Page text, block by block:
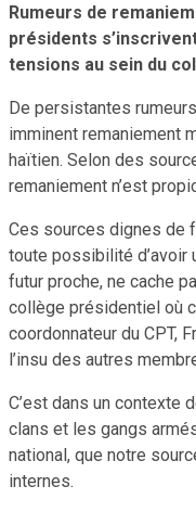
Rumeurs de
présidents
tensions au sein du
De persistantes
imminent remaniement
haïtien. Selon des
remaniement n’est
Ces sources dignes de
toute possibilité d’avoir
futur proche, ne cache
collège présidentiel où
coordonnateur du CPT,
l’insu des autres
C’est dans un contexte
clans et les gangs
national, que notre
internes.